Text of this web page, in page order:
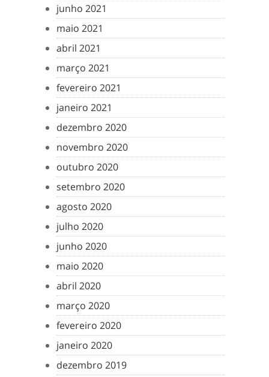
junho 2021
maio 2021
abril 2021
março 2021
fevereiro 2021
janeiro 2021
dezembro 2020
novembro 2020
outubro 2020
setembro 2020
agosto 2020
julho 2020
junho 2020
maio 2020
abril 2020
março 2020
fevereiro 2020
janeiro 2020
dezembro 2019